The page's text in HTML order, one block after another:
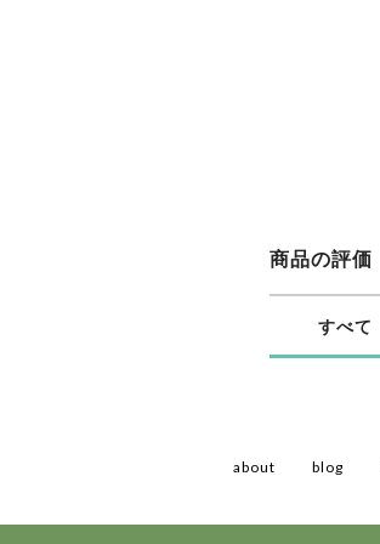
商品の評価
すべて
about blog